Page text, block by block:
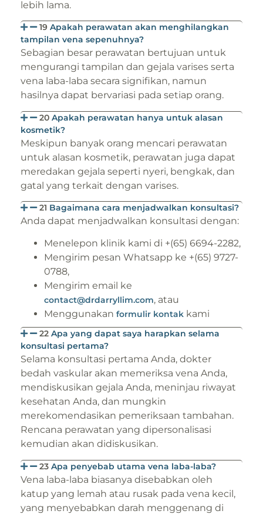
lebih lama.
19 Apakah perawatan akan menghilangkan
tampilan vena sepenuhnya?
Sebagian besar perawatan bertujuan untuk
mengurangi tampilan dan gejala varises serta
vena laba-laba secara signifikan, namun
hasilnya dapat bervariasi pada setiap orang.
20 Apakah perawatan hanya untuk alasan
kosmetik?
Meskipun banyak orang mencari perawatan
untuk alasan kosmetik, perawatan juga dapat
meredakan gejala seperti nyeri, bengkak, dan
gatal yang terkait dengan varises.
21 Bagaimana cara menjadwalkan konsultasi?
Anda dapat menjadwalkan konsultasi dengan:
Menelepon klinik kami di +(65) 6694-2282,
Mengirim pesan Whatsapp ke +(65) 9727-
0788,
Mengirim email ke
contact@drdarryllim.com, atau
Menggunakan formulir kontak kami
22 Apa yang dapat saya harapkan selama
konsultasi pertama?
Selama konsultasi pertama Anda, dokter
bedah vaskular akan memeriksa vena Anda,
mendiskusikan gejala Anda, meninjau riwayat
kesehatan Anda, dan mungkin
merekomendasikan pemeriksaan tambahan.
Rencana perawatan yang dipersonalisasi
kemudian akan didiskusikan.
23 Apa penyebab utama vena laba-laba?
Vena laba-laba biasanya disebabkan oleh
katup yang lemah atau rusak pada vena kecil,
yang menyebabkan darah menggenang di